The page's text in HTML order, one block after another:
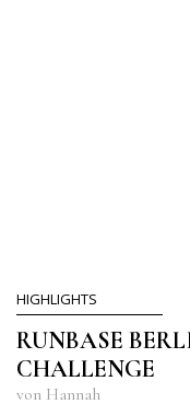
HIGHLIGHTS
RUNBASE
CHALLENGE
von Hannah